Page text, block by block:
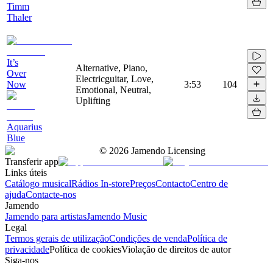
Timm
Thaler
It’s
Over
Now
Aquarius
Blue
Alternative, Piano,
Electricguitar, Love,
Emotional, Neutral,
Uplifting
3:53 104
© 2026 Jamendo Licensing
Transferir app
Links úteis
Catálogo musicalRádios In-storePreçosContactoCentro de
ajudaContacte-nos
Jamendo
Jamendo para artistasJamendo Music
Legal
Termos gerais de utilizaçãoCondições de vendaPolítica de
privacidadePolítica de cookiesViolação de direitos de autor
Siga-nos